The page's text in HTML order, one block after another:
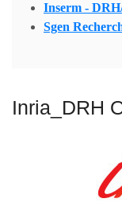
Inserm -
Sgen
Inria_DRH